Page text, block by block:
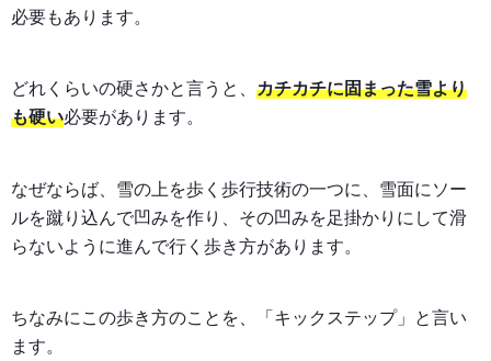
必要もあります。
どれくらいの硬さかと言うと、 カチカチに固まった雪より
も硬い必要があります。
なぜならば、雪の上を歩く歩行技術の一つに、雪面にソー
ルを蹴り込んで凹みを作り、その凹みを足掛かりにして滑
らないように進んで行く歩き方があります。
ちなみにこの歩き方のことを、「キックステップ」と言い
ます。